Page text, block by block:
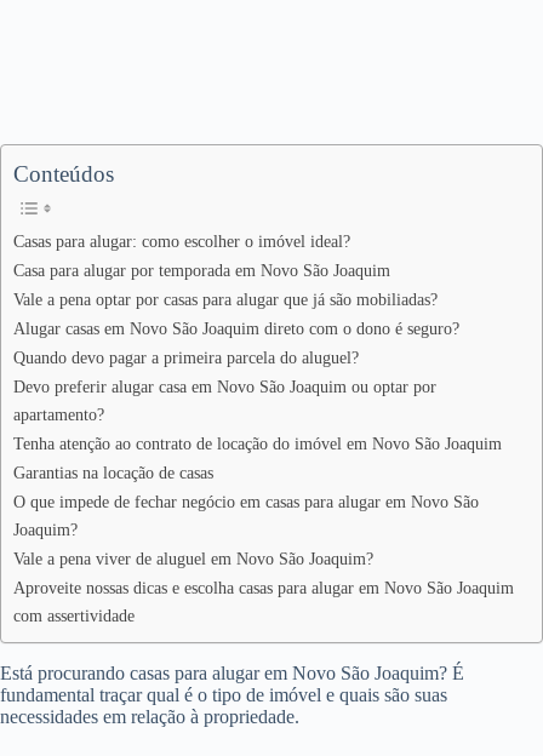
Conteúdos
Casas para alugar: como escolher o imóvel ideal?
Casa para alugar por temporada em Novo São Joaquim
Vale a pena optar por casas para alugar que já são mobiliadas?
Alugar casas em Novo São Joaquim direto com o dono é seguro?
Quando devo pagar a primeira parcela do aluguel?
Devo preferir alugar casa em Novo São Joaquim ou optar por
apartamento?
Tenha atenção ao contrato de locação do imóvel em Novo São Joaquim
Garantias na locação de casas
O que impede de fechar negócio em casas para alugar em Novo São
Joaquim?
Vale a pena viver de aluguel em Novo São Joaquim?
Aproveite nossas dicas e escolha casas para alugar em Novo São Joaquim
com assertividade
Está procurando casas para alugar em Novo São Joaquim? É
fundamental traçar qual é o tipo de imóvel e quais são suas
necessidades em relação à propriedade.